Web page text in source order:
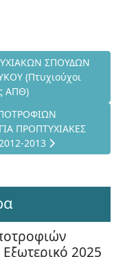
ΣΠΟΥΔΩΝ
(Πτυχιούχοι
ΑΠΘ)
ΠΡΟΠΤΥΧΙΑΚΕΣ
2013
2025